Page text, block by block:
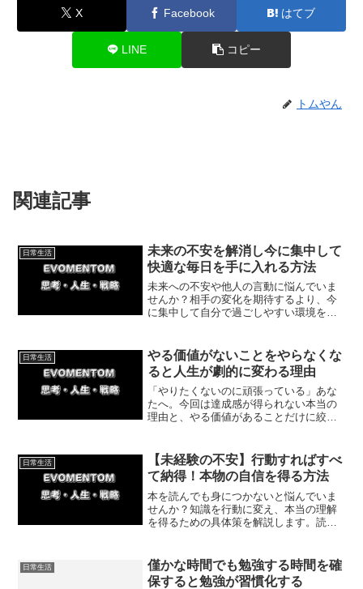
X Facebook はてブ
LINE コピー
トムやん
関連記事
日常生活
未来の不安を解消し今に集中して
快適な毎日を手に入れる方法
未来への不安や他人の言動に悩んでいま
せんか？相手の変化を期待するより、今
に集中して自分で過ごしやすい環境を作
体策と体験談を紹介します。無理なくで
きる一歩から始めましょう。
日常生活
やる価値がないことをやらなくな
ると人生が劇的に変わる理由
「やりたくないのに頑張っている」あな
たへ。今回は達成感が得られない本当の
理由と、やる価値があることだけに絞る
て嫌になっている日々を終わらせてみま
せんか。
日常生活
【未経験の不安】行動すればすべ
て納得！本物の自信を得る方法
本を読んでも身につかないと悩んでいま
せんか？知識を行動に変え、本当の理解
を得るための具体策を解説します。読書
紹介。今日からできる簡単な一歩から始
めましょう！
日常生活
僅かな時間でも勉強する時間を確
保すると勉強が習慣化する